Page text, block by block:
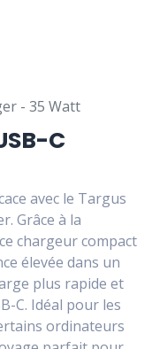
- 35 Watt
C
avec le Targus
Grâce à la
chargeur compact
élevée dans un
plus rapide et
C. Idéal pour les
ordinateurs